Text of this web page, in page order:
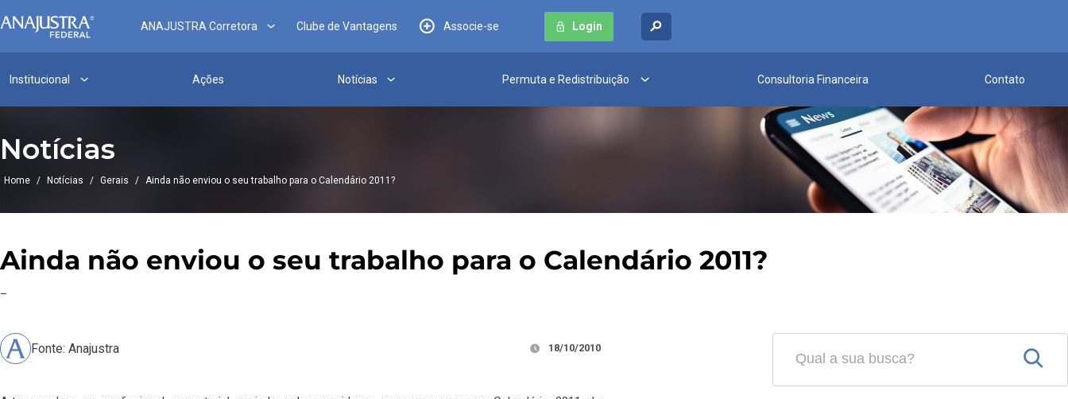
ANAJUSTRA Corretora Clube de Vantagens Associe-se Login
Institucional Ações Notícias Permuta e Redistribuição Consultoria Financeira Contato
Notícias
Home / Notícias / Gerais / Ainda não enviou o seu trabalho para o Calendário 2011?
Ainda não enviou o seu trabalho para o Calendário 2011?
–
Fonte: Anajustra 18/10/2010